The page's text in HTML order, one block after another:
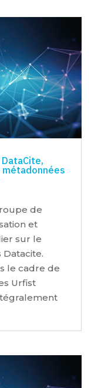
métadonnées
de
et
sur le
le cadre de
Urfist